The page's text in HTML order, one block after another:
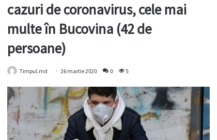
cazuri de coronavirus, cele mai
multe în Bucovina (42 de
persoane)
Timpul.md 26 martie 2020 0 5